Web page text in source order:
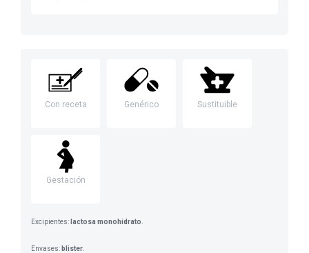
Con receta Genérico Sustituible
Gestación
Excipientes: lactosa monohidrato
Envases: blister